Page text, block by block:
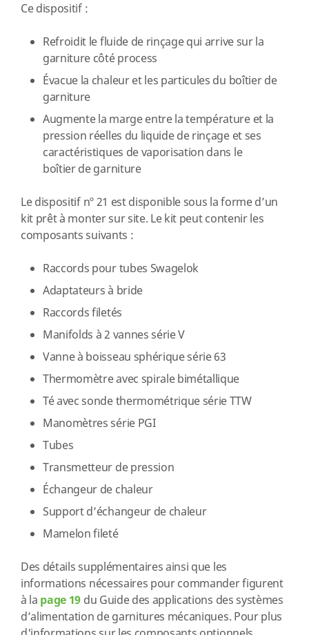
Ce dispositif :
Refroidit le fluide de rinçage qui arrive sur la
garniture côté process
Évacue la chaleur et les particules du boîtier de
garniture
Augmente la marge entre la température et la
pression réelles du liquide de rinçage et ses
caractéristiques de vaporisation dans le
boîtier de garniture
Le dispositif nº 21 est disponible sous la forme d’un
kit prêt à monter sur site. Le kit peut contenir les
composants suivants :
Raccords pour tubes Swagelok
Adaptateurs à bride
Raccords filetés
Manifolds à 2 vannes série V
Vanne à boisseau sphérique série 63
Thermomètre avec spirale bimétallique
Té avec sonde thermométrique série TTW
Manomètres série PGI
Tubes
Transmetteur de pression
Échangeur de chaleur
Support d’échangeur de chaleur
Mamelon fileté
Des détails supplémentaires ainsi que les
informations nécessaires pour commander figurent
à la page 19 du Guide des applications des systèmes
d’alimentation de garnitures mécaniques. Pour plus